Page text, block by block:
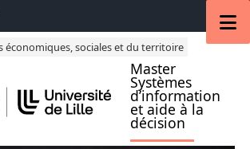
économiques, sociales et du territoire
Master
Systèmes
d’information
et aide à la
décision